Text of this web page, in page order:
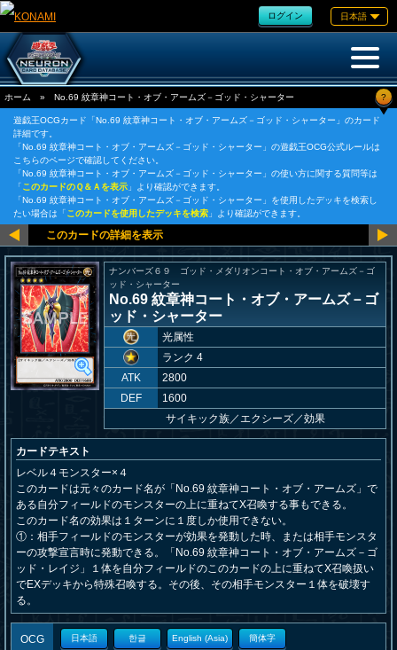
ログイン 日本語
ホーム » No.69 紋章神コート・オブ・アームズ－ゴッド・シャーター ?
遊戯王OCGカード「No.69 紋章神コート・オブ・アームズ－ゴッド・シャーター」のカード
詳細です。
「No.69 紋章神コート・オブ・アームズ－ゴッド・シャーター」の遊戯王OCG公式ルールは
こちらのページで確認してください。
「No.69 紋章神コート・オブ・アームズ－ゴッド・シャーター」の使い方に関する質問等は
「このカードのＱ＆Ａを表示 」より確認ができます。
「No.69 紋章神コート・オブ・アームズ－ゴッド・シャーター」を使用したデッキを検索し
たい場合は「このカードを使用したデッキを検索 」より確認ができます。
ナンバーズ６９ ゴッド・メダリオンコート・オブ・アームズ－ゴ
ッド・シャーター
No.69 紋章神コート・オブ・アームズ－ゴ
ッド・シャーター
光属性
ランク 4
ATK
2800
DEF
1600
サイキック族／エクシーズ／効果
カードテキスト
レベル４モンスター×４
このカードは元々のカード名が「No.69 紋章神コート・オブ・アームズ」で
ある自分フィールドのモンスターの上に重ねてX召喚する事もできる。
このカード名の効果は１ターンに１度しか使用できない。
①：相手フィールドのモンスターが効果を発動した時、または相手モンスタ
ーの攻撃宣言時に発動できる。「No.69 紋章神コート・オブ・アームズ－ゴ
ッド・レイジ」１体を自分フィールドのこのカードの上に重ねてX召喚扱い
でEXデッキから特殊召喚する。その後、その相手モンスター１体を破壊す
る。
OCG 日本語 한글 English (Asia) 簡体字